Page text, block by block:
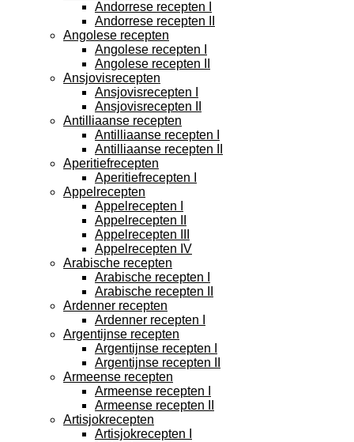
Andorrese recepten I
Andorrese recepten II
Angolese recepten
Angolese recepten I
Angolese recepten II
Ansjovisrecepten
Ansjovisrecepten I
Ansjovisrecepten II
Antilliaanse recepten
Antilliaanse recepten I
Antilliaanse recepten II
Aperitiefrecepten
Aperitiefrecepten I
Appelrecepten
Appelrecepten I
Appelrecepten II
Appelrecepten III
Appelrecepten IV
Arabische recepten
Arabische recepten I
Arabische recepten II
Ardenner recepten
Ardenner recepten I
Argentijnse recepten
Argentijnse recepten I
Argentijnse recepten II
Armeense recepten
Armeense recepten I
Armeense recepten II
Artisjokrecepten
Artisjokrecepten I